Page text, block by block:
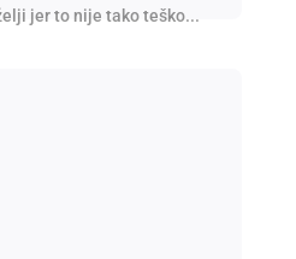
jer to nije tako teško...